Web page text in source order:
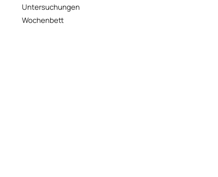
Untersuchungen
Wochenbett